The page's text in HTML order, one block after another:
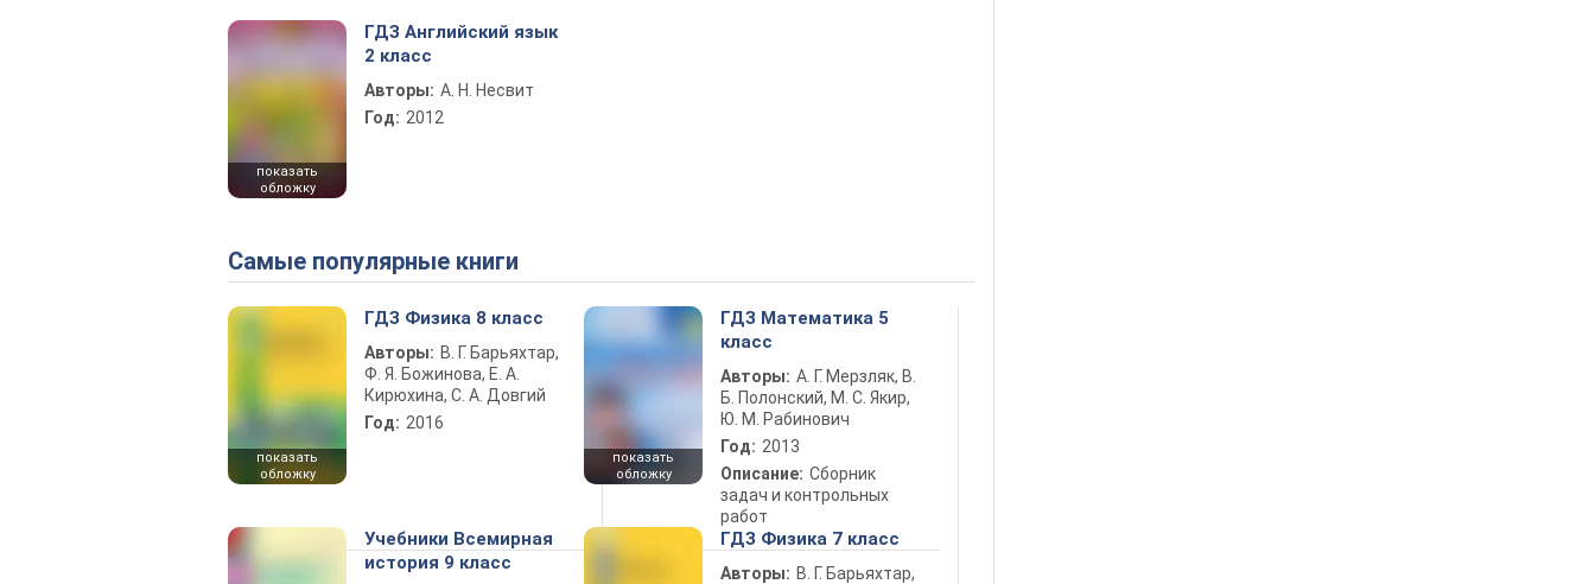
показать
обложку
ГДЗ Английский язык
2 класс
Авторы: А. Н. Несвит
Год: 2012
Самые популярные книги
показать
обложку
ГДЗ Физика 8 класс
Авторы: В. Г. Барьяхтар,
Ф. Я. Божинова, Е. А.
Кирюхина, С. А. Довгий
Год: 2016
показать
обложку
ГДЗ Математика 5
класс
Авторы: А. Г. Мерзляк, В.
Б. Полонский, М. С. Якир,
Ю. М. Рабинович
Год: 2013
Описание: Сборник
задач и контрольных
работ
Учебники Всемирная
история 9 класс
ГДЗ Физика 7 класс
Авторы: В. Г. Барьяхтар,